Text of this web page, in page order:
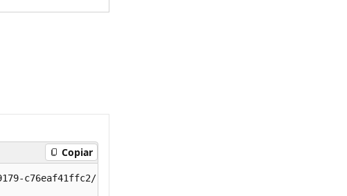
Copiar
c76eaf41ffc2/resourceGroups/myResourceGroup/